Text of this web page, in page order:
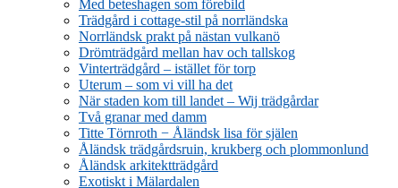
Med beteshagen som förebild
Trädgård i cottage-stil på norrländska
Norrländsk prakt på nästan vulkanö
Drömträdgård mellan hav och tallskog
Vinterträdgård – istället för torp
Uterum – som vi vill ha det
När staden kom till landet – Wij trädgårdar
Två granar med damm
Titte Törnroth − Åländsk lisa för själen
Åländsk trädgårdsruin, krukberg och plommonlund
Åländsk arkitektträdgård
Exotiskt i Mälardalen